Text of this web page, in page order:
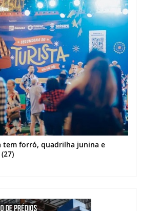
tem forró, quadrilha junina e